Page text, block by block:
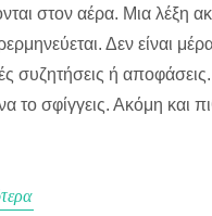
στον αέρα. Μια λέξη
Δεν είναι
συζητήσεις ή αποφάσεις.
το σφίγγεις. Ακόμη και